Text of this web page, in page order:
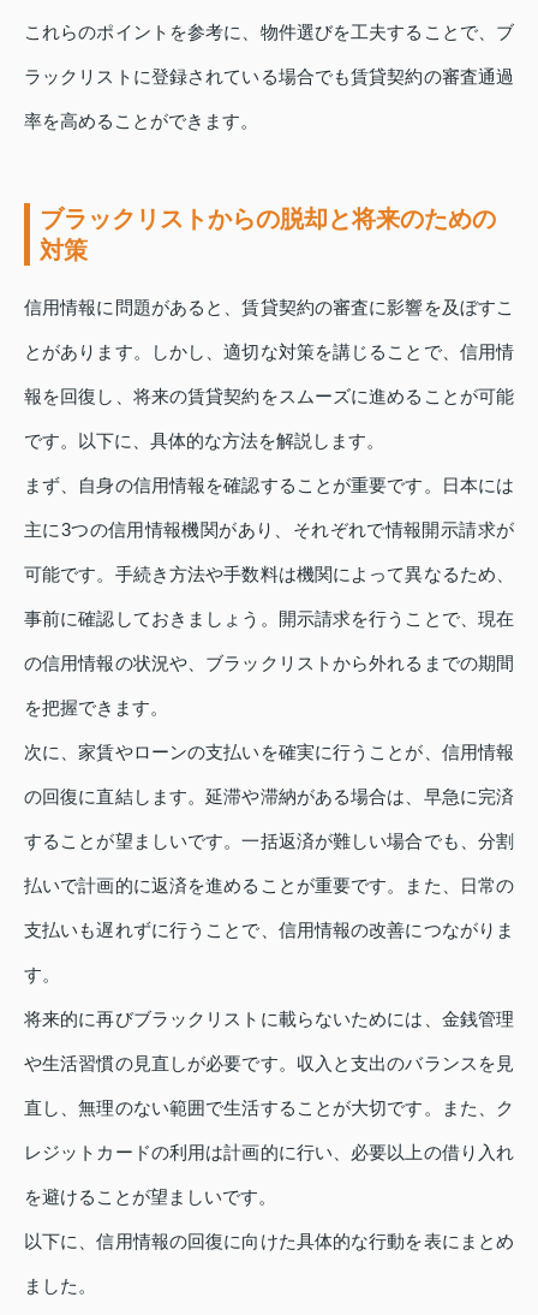
これらのポイントを参考に、物件選びを工夫することで、ブ
ラックリストに登録されている場合でも賃貸契約の審査通過
率を高めることができます。
ブラックリストからの脱却と将来のための
対策
信用情報に問題があると、賃貸契約の審査に影響を及ぼすこ
とがあります。しかし、適切な対策を講じることで、信用情
報を回復し、将来の賃貸契約をスムーズに進めることが可能
です。以下に、具体的な方法を解説します。
まず、自身の信用情報を確認することが重要です。日本には
主に3つの信用情報機関があり、それぞれで情報開示請求が
可能です。手続き方法や手数料は機関によって異なるため、
事前に確認しておきましょう。開示請求を行うことで、現在
の信用情報の状況や、ブラックリストから外れるまでの期間
を把握できます。
次に、家賃やローンの支払いを確実に行うことが、信用情報
の回復に直結します。延滞や滞納がある場合は、早急に完済
することが望ましいです。一括返済が難しい場合でも、分割
払いで計画的に返済を進めることが重要です。また、日常の
支払いも遅れずに行うことで、信用情報の改善につながりま
す。
将来的に再びブラックリストに載らないためには、金銭管理
や生活習慣の見直しが必要です。収入と支出のバランスを見
直し、無理のない範囲で生活することが大切です。また、ク
レジットカードの利用は計画的に行い、必要以上の借り入れ
を避けることが望ましいです。
以下に、信用情報の回復に向けた具体的な行動を表にまとめ
ました。